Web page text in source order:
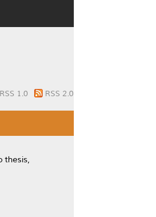
RSS 1.0 RSS 2.0
thesis,